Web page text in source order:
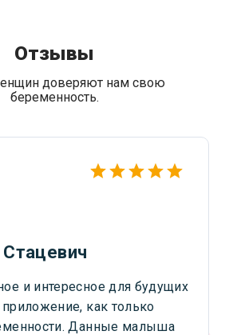
Отзывы
доверяют нам свою
беременность.
и интересное для будущих
как только
Данные малыша